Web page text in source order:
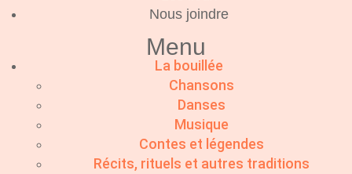
Nous joindre
Menu
La bouillée
Chansons
Danses
Musique
Contes et légendes
Récits, rituels et autres traditions